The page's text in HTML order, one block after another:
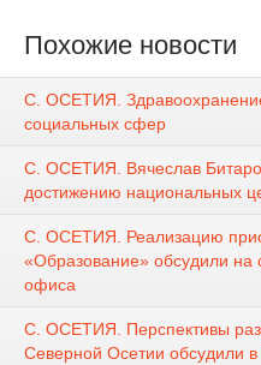
Похожие новости
С. ОСЕТИЯ.
социальных сфер
С. ОСЕТИЯ. Вячеслав
достижению национальных
С. ОСЕТИЯ. Реализацию
«Образование» обсудили на
офиса
С. ОСЕТИЯ. Перспективы
Северной Осетии обсудили в